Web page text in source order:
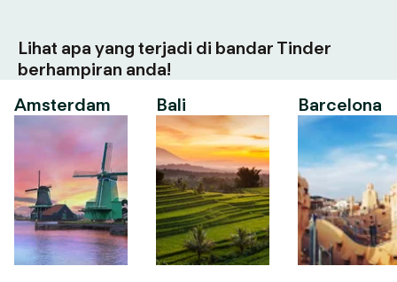
Lihat apa yang terjadi di bandar Tinder
berhampiran anda!
Amsterdam
Bali Barcelona